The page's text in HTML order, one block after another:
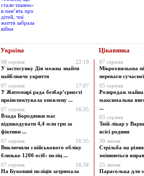
Україна Цікавинка
08 серпня
22:19
У застосунку Дія можна знайти
найближче укриття
07 серпня
17:07
У Житомирі рада безбар’єрності
проінспектувала оновлену ...
07 серпня
16:35
Влада Бородянки має
відшкодувати 4,4 млн грн за
фіктивн ...
07 серпня
16:35
Виключили з військового обліку
близько 1200 осіб: поліц ...
07 серпня
16:34
На Буковині поліція затримала
07 серпня
Мікрохвильова
переваги
05 серпня
Розпродаж майна
максимальна
...
03 серпня
Твій лікар у
всієї родини
30 липня
Стрільба на
змінюються
25 липня
Парасолька для